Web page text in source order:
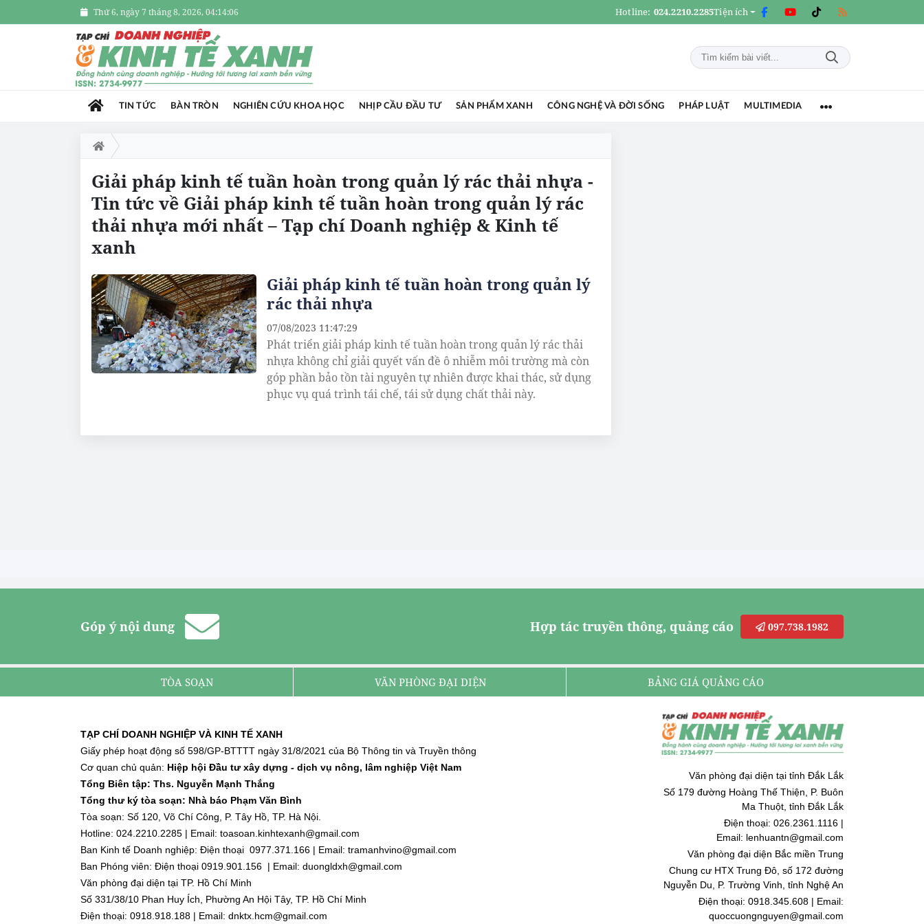
Thứ 6, ngày 7 tháng 8, 2026, 04:14:06 Hotline: 024.2210.2285Tiện ích
TIN TỨC BÀN TRÒN NGHIÊN CỨU KHOA HỌC NHỊP CẦU ĐẦU TƯ SẢN PHẨM XANH CÔNG NGHỆ VÀ ĐỜI SỐNG PHÁP LUẬT MULTIMEDIA
Giải pháp kinh tế tuần hoàn trong quản lý rác thải nhựa -
Tin tức về Giải pháp kinh tế tuần hoàn trong quản lý rác
thải nhựa mới nhất – Tạp chí Doanh nghiệp & Kinh tế
xanh
Giải pháp kinh tế tuần hoàn trong quản lý
rác thải nhựa
Phát triển giải pháp kinh tế tuần hoàn trong quản lý rác thải
nhựa không chỉ giải quyết vấn đề ô nhiễm môi trường mà còn
góp phần bảo tồn tài nguyên tự nhiên được khai thác, sử dụng
phục vụ quá trình tái chế, tái sử dụng chất thải này.
07/08/2023 11:47:29
Góp ý nội dung Hợp tác truyền thông, quảng cáo 097.738.1982
TÒA SOẠN VĂN PHÒNG ĐẠI DIỆN BẢNG GIÁ QUẢNG CÁO
TẠP CHÍ DOANH NGHIỆP VÀ KINH TẾ XANH
Giấy phép hoạt động số 598/GP-BTTTT ngày 31/8/2021 của Bộ Thông tin và Truyền thông
Cơ quan chủ quản: Hiệp hội Đầu tư xây dựng - dịch vụ nông, lâm nghiệp Việt Nam
Tổng Biên tập: Ths. Nguyễn Mạnh Thắng
Tổng thư ký tòa soạn: Nhà báo Phạm Văn Bình
Tòa soạn: Số 120, Võ Chí Công, P. Tây Hồ, TP. Hà Nội.
Hotline: 024.2210.2285 | Email: toasoan.kinhtexanh@gmail.com
Ban Kinh tế Doanh nghiệp: Điện thoại 0977.371.166 | Email: tramanhvino@gmail.com
Ban Phóng viên: Điện thoại 0919.901.156 | Email: duongldxh@gmail.com
Văn phòng đại diện tại TP. Hồ Chí Minh
Số 331/38/10 Phan Huy Ích, Phường An Hội Tây, TP. Hồ Chí Minh
Điện thoại: 0918.918.188 | Email: dnktx.hcm@gmail.com
Văn phòng đại diện tại tỉnh Đắk Lắk
Số 179 đường Hoàng Thế Thiện, P. Buôn
Ma Thuột, tỉnh Đắk Lắk
Điện thoại: 026.2361.1116 |
Email: lenhuantn@gmail.com
Văn phòng đại diện Bắc miền Trung
Chung cư HTX Trung Đô, số 172 đường
Nguyễn Du, P. Trường Vinh, tỉnh Nghệ An
Điện thoại: 0918.345.608 | Email:
quoccuongnguyen@gmail.com